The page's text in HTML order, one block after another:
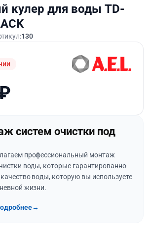
кулер для воды TD-
130
систем очистки под
профессиональный монтаж
воды, которые гарантированно
воды, которую вы используете
жизни.
→